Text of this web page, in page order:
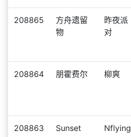
208865
方舟遗留
物
昨夜派
对
208864 朋霍费尔 柳爽
208863 Sunset Nflying